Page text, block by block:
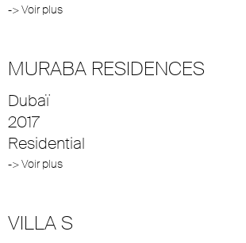
-> Voir plus
MURABA RESIDENCES
Dubaï
2017
Residential
-> Voir plus
VILLA S